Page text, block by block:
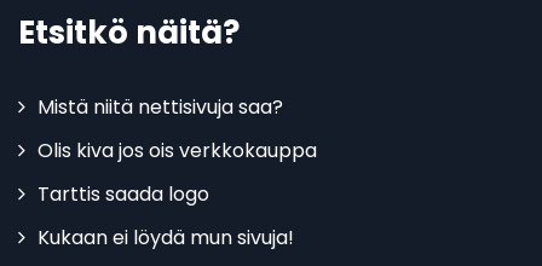
Etsitkö näitä?
Mistä niitä nettisivuja saa?
Olis kiva jos ois verkkokauppa
Tarttis saada logo
Kukaan ei löydä mun sivuja!